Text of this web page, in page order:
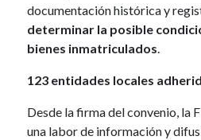
documentación histórica y
determinar la posible
bienes inmatriculados.
123 entidades locales
Desde la firma del convenio, la
una labor de información y